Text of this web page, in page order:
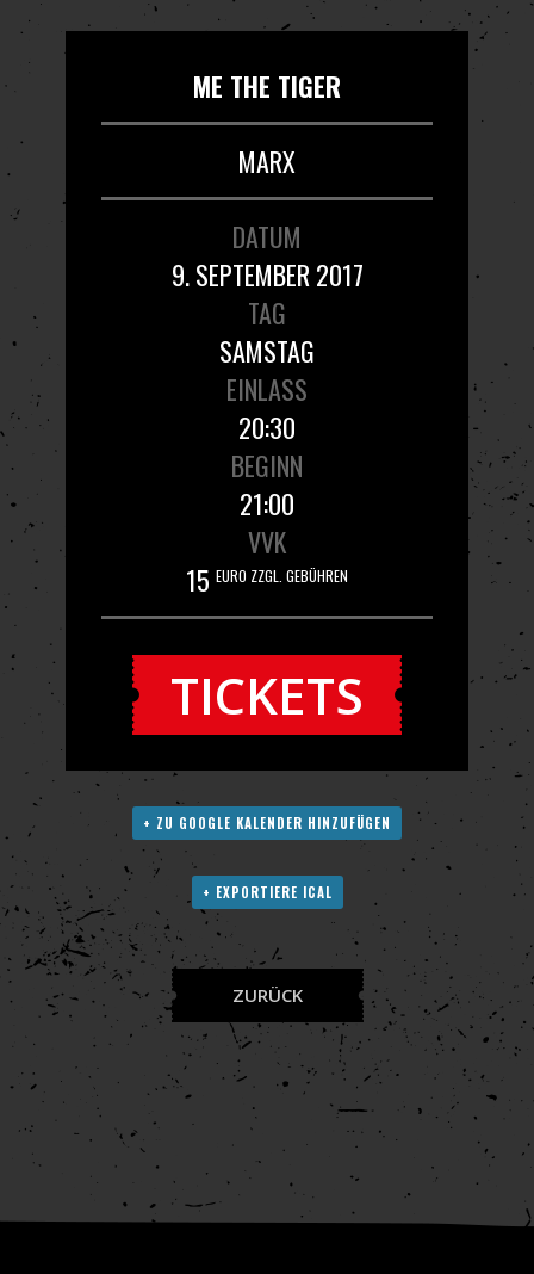
ME THE TIGER
MARX
DATUM
9. SEPTEMBER 2017
TAG
SAMSTAG
EINLASS
20:30
BEGINN
21:00
VVK
15 EURO ZZGL. GEBÜHREN
TICKETS
+ ZU GOOGLE KALENDER HINZUFÜGEN
+ EXPORTIERE ICAL
ZURÜCK